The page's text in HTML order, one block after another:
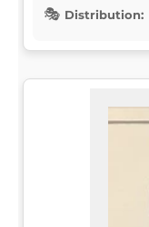
Distribution: